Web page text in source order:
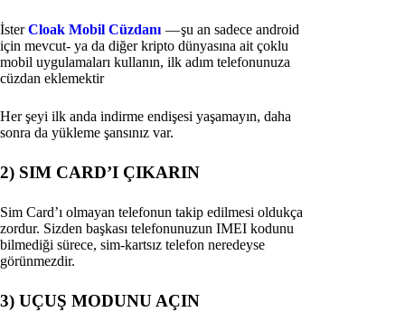
İsterCloak Mobil Cüzdanı — şu an sadece android
için mevcut- ya da diğer kripto dünyasına ait çoklu
mobil uygulamaları kullanın, ilk adım telefonunuza
cüzdan eklemektir
Her şeyi ilk anda indirme endişesi yaşamayın, daha
sonra da yükleme şansınız var.
2) SIM CARD’I ÇIKARIN
Sim Card’ı olmayan telefonun takip edilmesi oldukça
zordur. Sizden başkası telefonunuzun IMEI kodunu
bilmediği sürece, sim-kartsız telefon neredeyse
görünmezdir.
3) UÇUŞ MODUNU AÇIN